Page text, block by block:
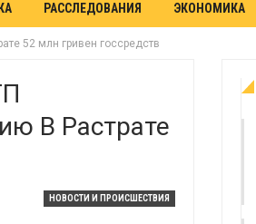
РАССЛЕДОВАНИЯ ЭКОНОМИКА
52 млн гривен госсредств
В Растрате
НОВОСТИ И ПРОИСШЕСТВИЯ